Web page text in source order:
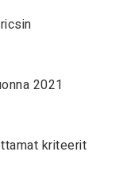
2021
kriteerit